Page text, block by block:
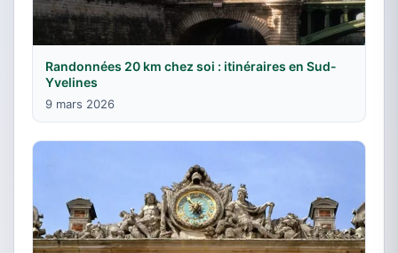
Randonnées 20 km chez soi : itinéraires en Sud-
Yvelines
9 mars 2026